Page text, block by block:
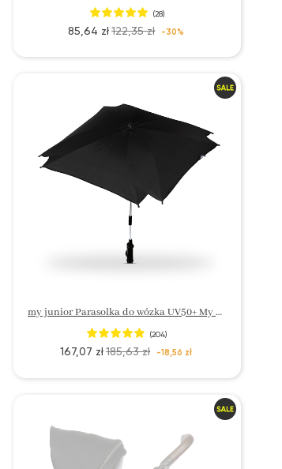
(28)
85,64 zł 122,35 zł -30%
my junior Parasolka do wózka UV50+ My Shadow
(204)
167,07 zł 185,63 zł -18,56 zł